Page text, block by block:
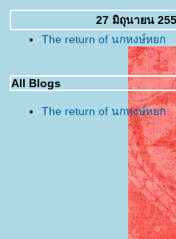
27 มิถุนายน
The return of นกหงษ์หยก
All Blogs
The return of นกหงษ์หยก